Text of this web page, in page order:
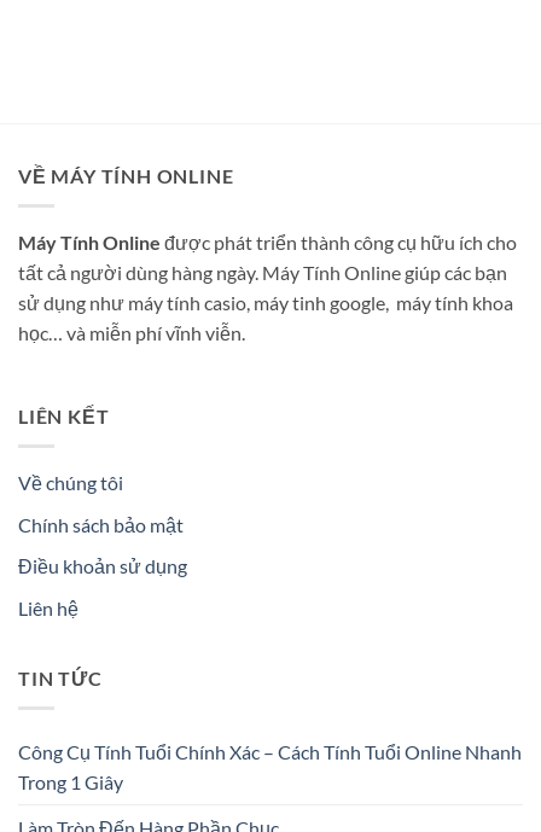
VỀ MÁY TÍNH ONLINE
Máy Tính Online được phát triển thành công cụ hữu ích cho
tất cả người dùng hàng ngày. Máy Tính Online giúp các bạn
sử dụng như máy tính casio, máy tinh google, máy tính khoa
học… và miễn phí vĩnh viễn.
LIÊN KẾT
Về chúng tôi
Chính sách bảo mật
Điều khoản sử dụng
Liên hệ
TIN TỨC
Công Cụ Tính Tuổi Chính Xác – Cách Tính Tuổi Online Nhanh
Trong 1 Giây